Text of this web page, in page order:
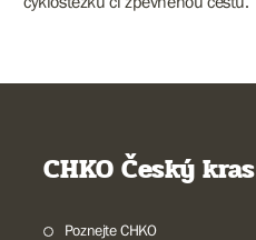
CHKO Český kras
Poznejte CHKO